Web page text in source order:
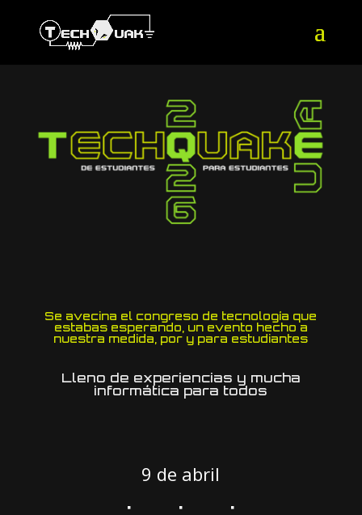
Se avecina el congreso de tecnología que
estabas esperando, un evento hecho a
nuestra medida, por y para estudiantes
Lleno de experiencias y mucha
informática para todos
9 de abril